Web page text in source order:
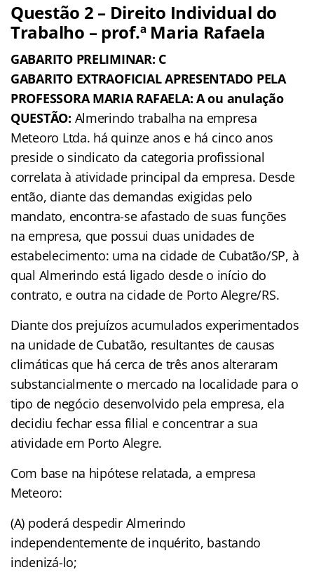
Questão 2 – Direito Individual do
Trabalho – prof.ª Maria Rafaela
GABARITO PRELIMINAR: C
GABARITO EXTRAOFICIAL APRESENTADO PELA
PROFESSORA MARIA RAFAELA: A ou anulação
QUESTÃO: Almerindo trabalha na empresa
Meteoro Ltda. há quinze anos e há cinco anos
preside o sindicato da categoria profissional
correlata à atividade principal da empresa. Desde
então, diante das demandas exigidas pelo
mandato, encontra-se afastado de suas funções
na empresa, que possui duas unidades de
estabelecimento: uma na cidade de Cubatão/SP, à
qual Almerindo está ligado desde o início do
contrato, e outra na cidade de Porto Alegre/RS.
Diante dos prejuízos acumulados experimentados
na unidade de Cubatão, resultantes de causas
climáticas que há cerca de três anos alteraram
substancialmente o mercado na localidade para o
tipo de negócio desenvolvido pela empresa, ela
decidiu fechar essa filial e concentrar a sua
atividade em Porto Alegre.
Com base na hipótese relatada, a empresa
Meteoro:
(A) poderá despedir Almerindo
independentemente de inquérito, bastando
indenizá-lo;